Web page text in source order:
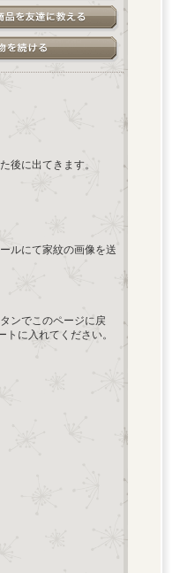
後に出てきます。
ルにて家紋の画像を送
ンでこのページに戻
に入れてください。